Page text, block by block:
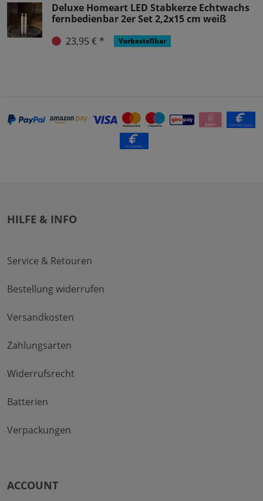
Deluxe Homeart LED Stabkerze Echtwachs
fernbedienbar 2er Set 2,2x15 cm weiß
23,95 € *
Vorbestellbar
HILFE & INFO
Service & Retouren
Bestellung widerrufen
Versandkosten
Zahlungsarten
Widerrufsrecht
Batterien
Verpackungen
ACCOUNT